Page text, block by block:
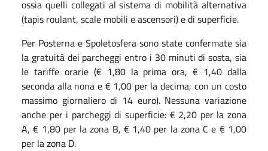
ossia quelli collegati al sistema di mobilità alternativa
(tapis roulant, scale mobili e ascensori) e di superficie.
Per Posterna e Spoletosfera sono state confermate sia
la gratuità dei parcheggi entro i 30 minuti di sosta, sia
le tariffe orarie (€ 1,80 la prima ora, € 1,40 dalla
seconda alla nona e € 1,00 per la decima, con un costo
massimo giornaliero di 14 euro). Nessuna variazione
anche per i parcheggi di superficie: € 2,20 per la zona
A, € 1,80 per la zona B, € 1,40 per la zona C e € 1,00
per la zona D.